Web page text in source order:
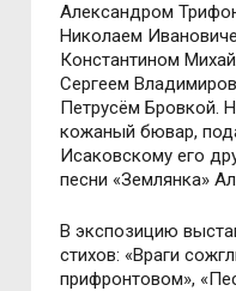
Александром
Николаем
Константином
Сергеем
Петрусём Бровкой.
кожаный бювар,
Исаковскому его
песни «Землянка»
В экспозицию
стихов: «Враги
прифронтовом»,